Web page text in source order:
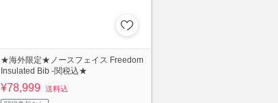
★海外限定★ノースフェイス Freedom
Insulated Bib -関税込★
¥78,999 送料込